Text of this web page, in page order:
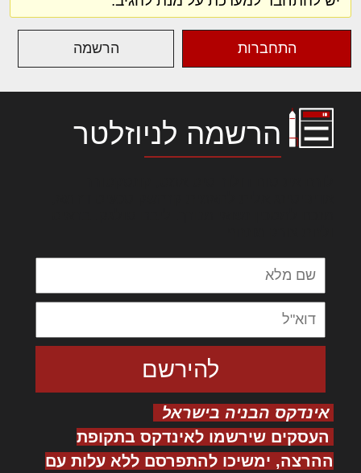
התחברות הרשמה
הרשמה לניוזלטר
אינדקס הבניה בישראל
העסקים שירשמו לאינדקס בתקופת
ההרצה, ימשיכו להתפרסם ללא עלות עם